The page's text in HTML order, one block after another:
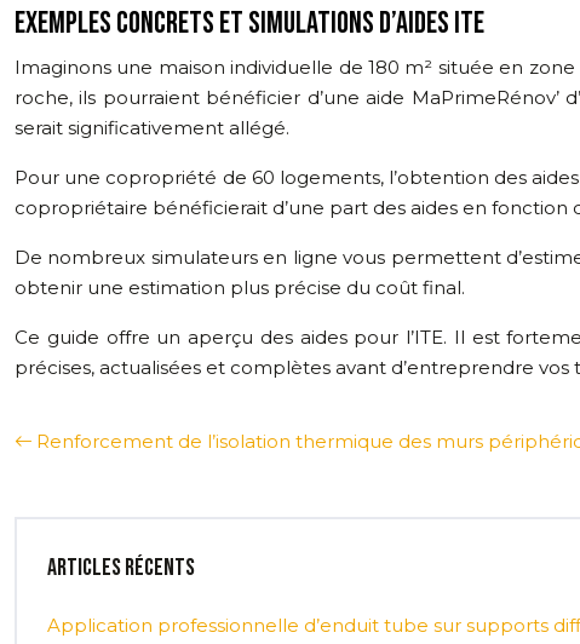
EXEMPLES CONCRETS ET SIMULATIONS D’AIDES ITE
Imaginons une maison individuelle de 180 m² située en
roche, ils pourraient bénéficier d’une aide
serait significativement allégé.
Pour une copropriété de 60 logements, l’obtention des
copropriétaire bénéficierait d’une part des aides en fonction
De nombreux simulateurs en ligne vous permettent
obtenir une estimation plus précise du coût final.
Ce guide offre un aperçu des aides pour l’ITE. Il est
précises, actualisées et complètes avant d’entreprendre vos
Renforcement de l’isolation thermique des murs
Articles récents
Application professionnelle d’enduit tube sur supports